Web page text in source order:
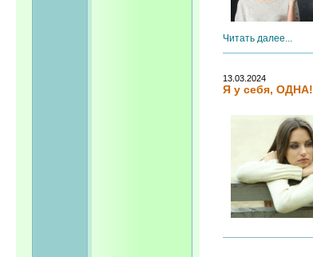
Читать далее...
13.03.2024
Я у себя, ОДНА!